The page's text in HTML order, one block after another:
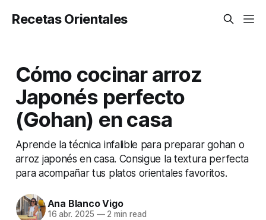
Recetas Orientales
Cómo cocinar arroz
Japonés perfecto
(Gohan) en casa
Aprende la técnica infalible para preparar gohan o
arroz japonés en casa. Consigue la textura perfecta
para acompañar tus platos orientales favoritos.
Ana Blanco Vigo
16 abr. 2025 —2 min read